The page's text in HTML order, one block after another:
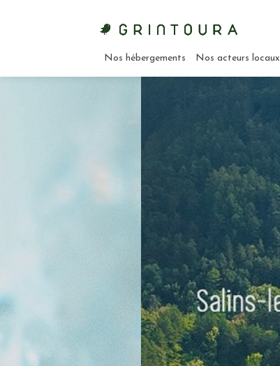
Nos hébergements Nos acteurs locaux